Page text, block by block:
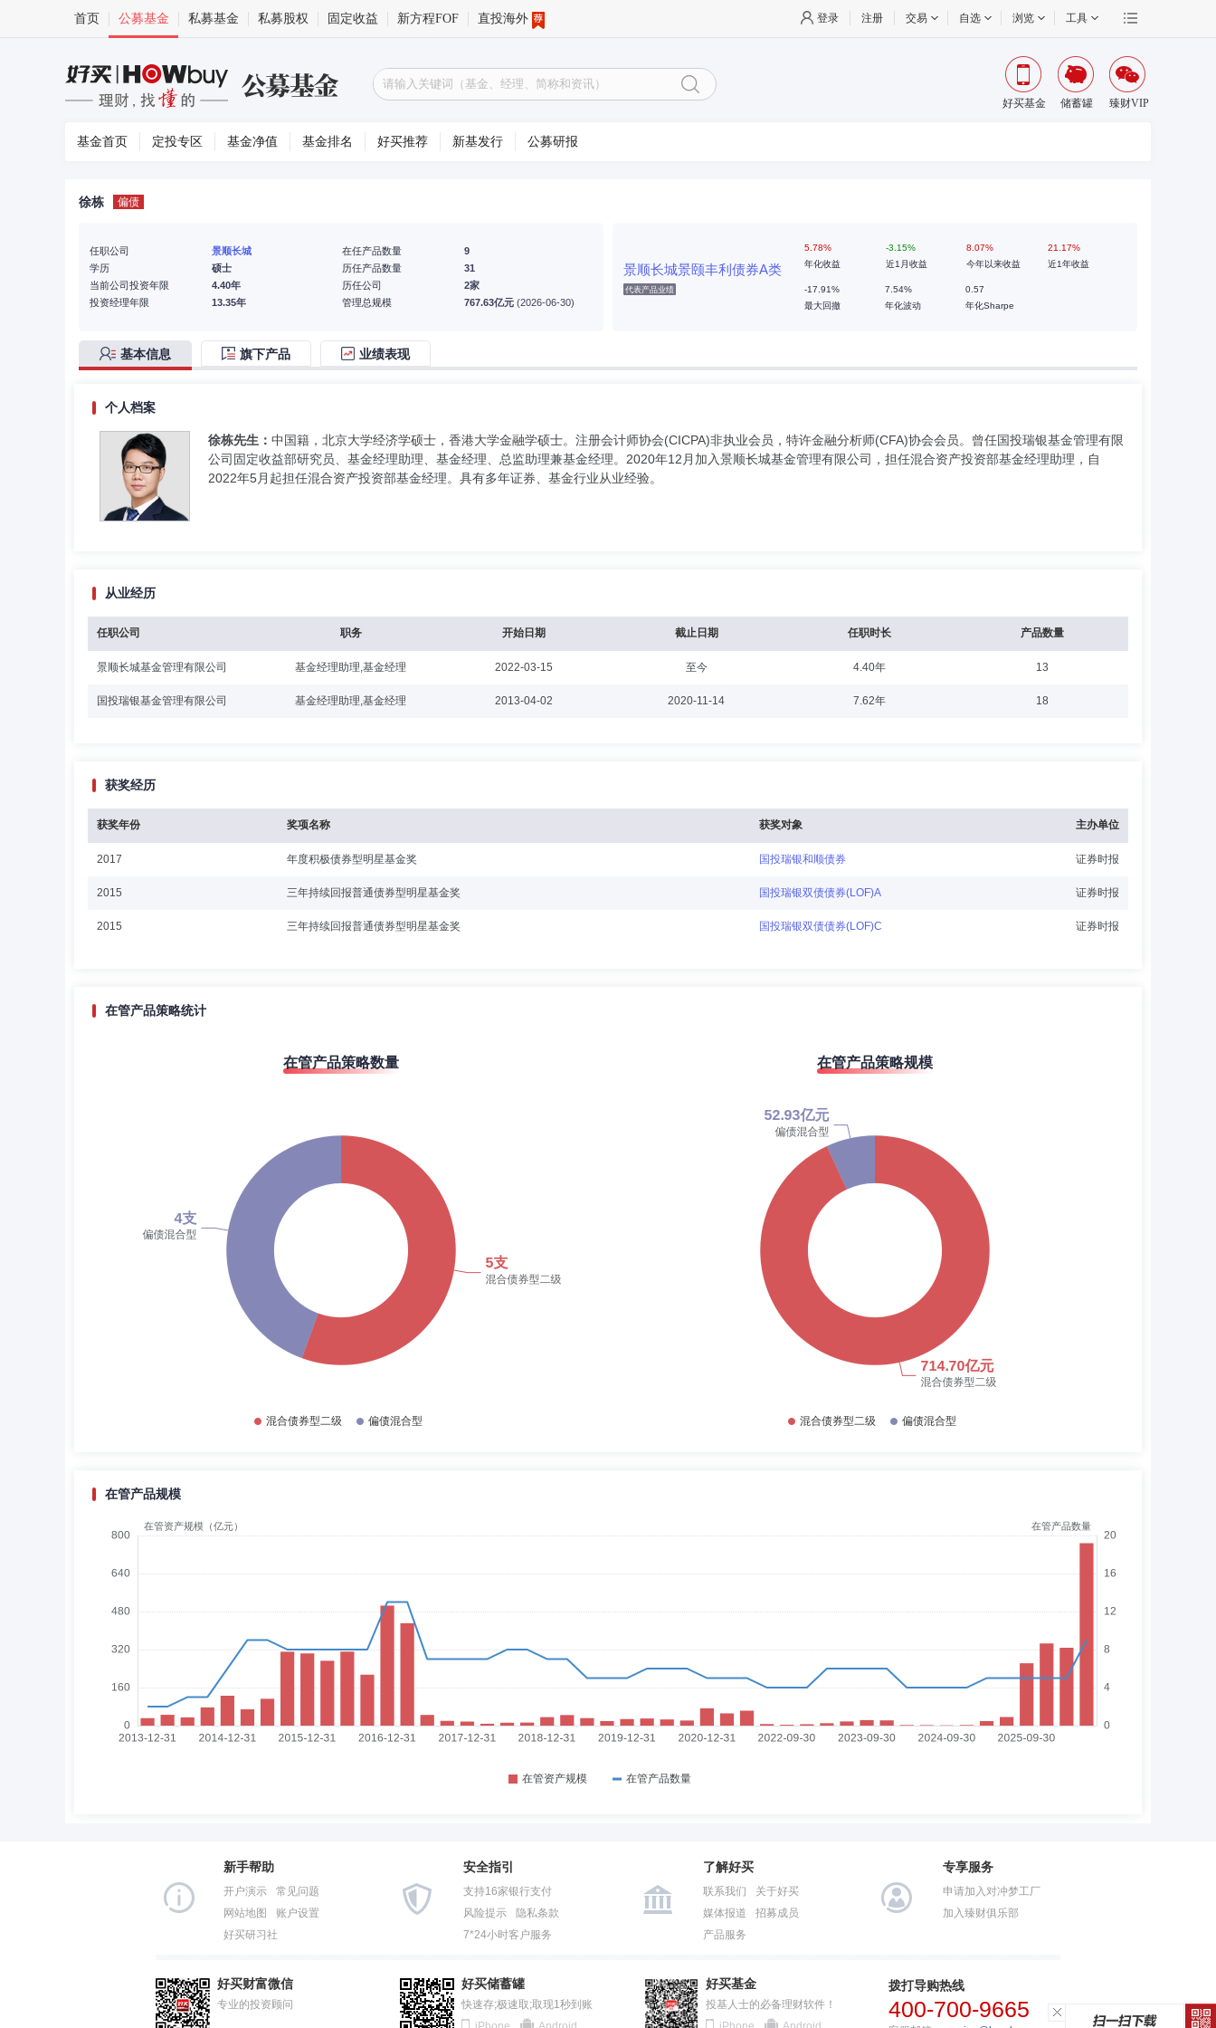
首页 公募基金 私募基金 私募股权 固定收益 新方程FOF 直投海外 登录 注册 交易 自选 浏览 工具
好买基金 储蓄罐 臻财VIP
基金首页 定投专区 基金净值 基金排名 好买推荐 新基发行 公募研报
徐栋 偏债
任职公司
景顺长城
学历
硕士
当前公司投资年限
4.40年
投资经理年限
13.35年
在任产品数量
9
历任产品数量
31
历任公司
2家
管理总规模
767.63亿元 (2026-06-30)
景顺长城景颐丰利债券A类
代表产品业绩
5.78%
年化收益
-3.15%
近1月收益
8.07%
今年以来收益
21.17%
近1年收益
-17.91%
最大回撤
7.54%
年化波动
0.57
年化Sharpe
基本信息 旗下产品 业绩表现
个人档案
徐栋先生： 中国籍，北京大学经济学硕士，香港大学金融学硕士。注册会计师协会(CICPA)非执业会员，特许金融分析师(CFA)协会会员。曾任国投瑞银基金管理有限
公司固定收益部研究员、基金经理助理、基金经理、总监助理兼基金经理。2020年12月加入景顺长城基金管理有限公司，担任混合资产投资部基金经理助理，自
2022年5月起担任混合资产投资部基金经理。具有多年证券、基金行业从业经验。
从业经历
任职公司 职务 开始日期 截止日期 任职时长 产品数量
景顺长城基金管理有限公司 基金经理助理,基金经理 2022-03-15 至今 4.40年 13
国投瑞银基金管理有限公司 基金经理助理,基金经理 2013-04-02 2020-11-14 7.62年 18
获奖经历
获奖年份 奖项名称 获奖对象 主办单位
2017 年度积极债券型明星基金奖 国投瑞银和顺债券 证券时报
2015 三年持续回报普通债券型明星基金奖 国投瑞银双债债券(LOF)A 证券时报
2015 三年持续回报普通债券型明星基金奖 国投瑞银双债债券(LOF)C 证券时报
在管产品策略统计
在管产品策略数量 在管产品策略规模
在管产品规模
新手帮助
开户演示
常见问题
网站地图
账户设置
好买研习社
安全指引
支持16家银行支付
风险提示
隐私条款
7*24小时客户服务
了解好买
联系我们
关于好买
媒体报道
招募成员
产品服务
专享服务
申请加入对冲梦工厂
加入臻财俱乐部
好买财富微信
专业的投资顾问
好买储蓄罐
快速存;极速取;取现1秒到账
好买基金
投基人士的必备理财软件！
拨打导购热线
400-700-9665